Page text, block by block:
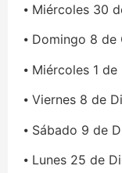
⦁ Miércoles 30
⦁ Domingo 8
⦁ Miércoles 1
⦁ Viernes 8 de
⦁ Sábado 9 de
⦁ Lunes 25 de